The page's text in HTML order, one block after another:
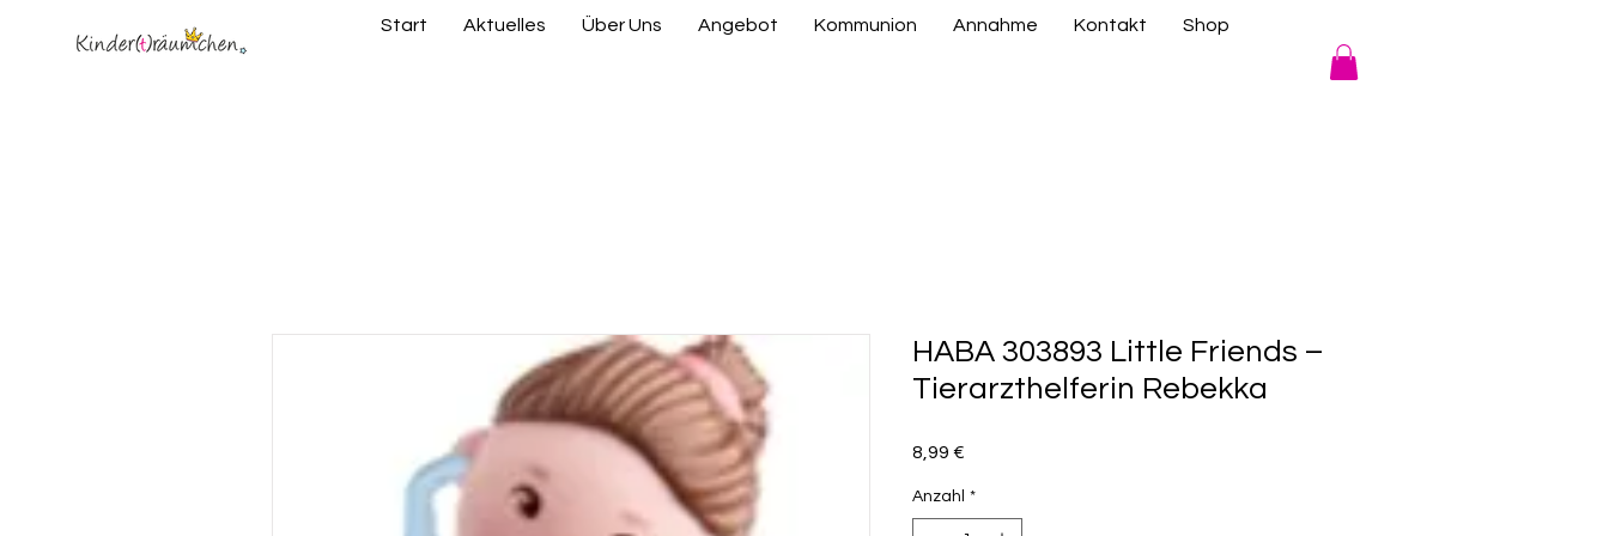
Start Aktuelles Über Uns Angebot Kommunion Annahme Kontakt Shop
HABA 303893 Little Friends –
Tierarzthelferin Rebekka
8,99 €
Anzahl *